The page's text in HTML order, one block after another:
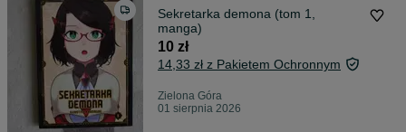
Sekretarka demona (tom 1,
manga)
10 zł
14,33 zł z Pakietem Ochronnym
Zielona Góra
01 sierpnia 2026